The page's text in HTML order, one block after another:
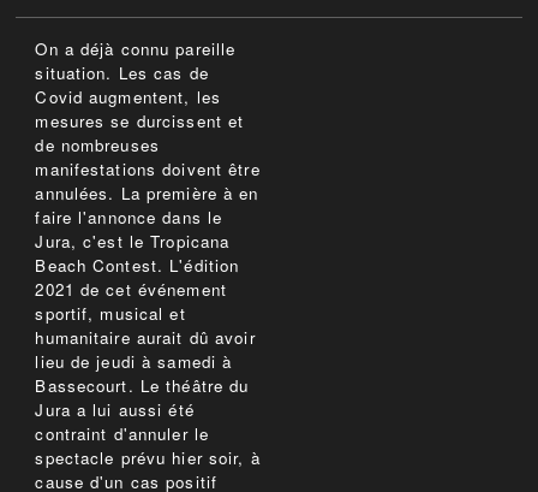
On a déjà connu pareille
situation. Les cas de
Covid augmentent, les
mesures se durcissent et
de nombreuses
manifestations doivent être
annulées. La première à en
faire l'annonce dans le
Jura, c'est le Tropicana
Beach Contest. L'édition
2021 de cet événement
sportif, musical et
humanitaire aurait dû avoir
lieu de jeudi à samedi à
Bassecourt. Le théâtre du
Jura a lui aussi été
contraint d'annuler le
spectacle prévu hier soir, à
cause d'un cas positif